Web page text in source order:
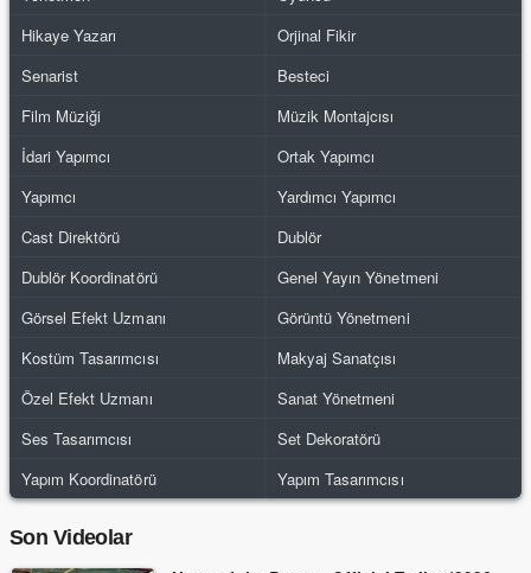
Hikaye Yazarı
Orjinal Fikir
Senarist
Besteci
Film Müziği
Müzik Montajcısı
İdari Yapımcı
Ortak Yapımcı
Yapımcı
Yardımcı Yapımcı
Cast Direktörü
Dublör
Dublör Koordinatörü
Genel Yayın Yönetmeni
Görsel Efekt Uzmanı
Görüntü Yönetmeni
Kostüm Tasarımcısı
Makyaj Sanatçısı
Özel Efekt Uzmanı
Sanat Yönetmeni
Ses Tasarımcısı
Set Dekoratörü
Yapım Koordinatörü
Yapım Tasarımcısı
Son Videolar